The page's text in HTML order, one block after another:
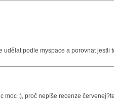
udělat podle myspace a porovnat jestli
moc :), proč nepíše recenze